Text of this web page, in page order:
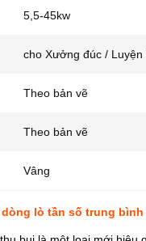
5,5-45kw
cho Xưởng đúc / Luyện
Theo bản vẽ
Theo bản vẽ
Vâng
lò tần số trung